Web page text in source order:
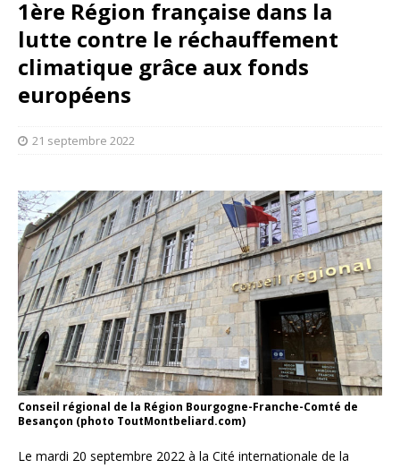
1ère Région française dans la
lutte contre le réchauffement
climatique grâce aux fonds
européens
21 septembre 2022
Conseil régional de la Région Bourgogne-Franche-Comté de
Besançon (photo ToutMontbeliard.com)
Le mardi 20 septembre 2022 à la Cité internationale de la